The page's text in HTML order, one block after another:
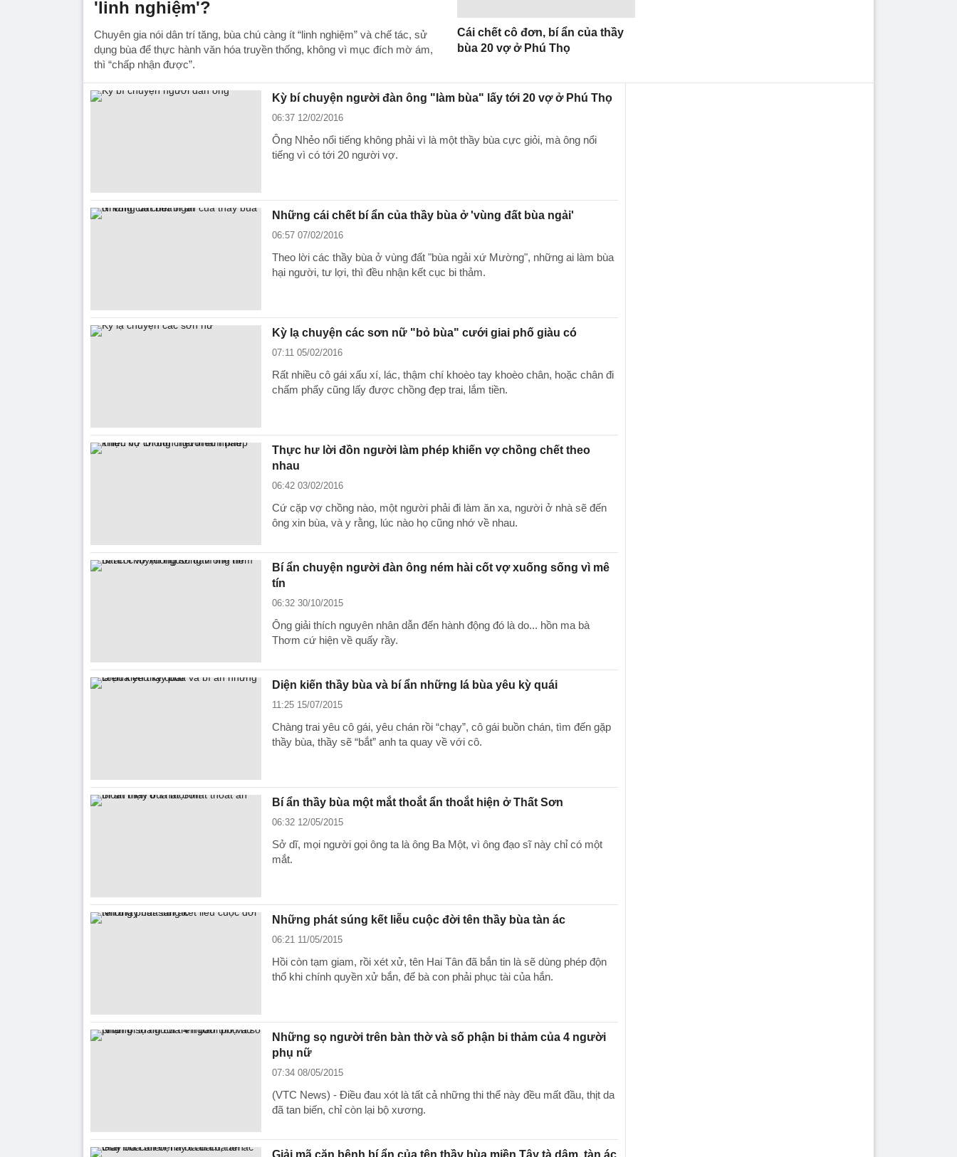
'linh nghiệm'?
Chuyên gia nói dân trí tăng, bùa chú càng ít “linh nghiệm” và chế tác, sử
dụng bùa để thực hành văn hóa truyền thống, không vì mục đích mờ ám,
thì “chấp nhận được”.
Cái chết cô đơn, bí ẩn của thầy
bùa 20 vợ ở Phú Thọ
Kỳ bí chuyện người đàn ông "làm bùa" lấy tới 20 vợ ở Phú Thọ
06:37 12/02/2016
Ông Nhẻo nổi tiếng không phải vì là một thầy bùa cực giỏi, mà ông nổi
tiếng vì có tới 20 người vợ.
Những cái chết bí ẩn của thầy bùa ở 'vùng đất bùa ngải'
06:57 07/02/2016
Theo lời các thầy bùa ở vùng đất "bùa ngải xứ Mường", những ai làm bùa
hại người, tư lợi, thì đều nhận kết cục bi thảm.
Kỳ lạ chuyện các sơn nữ "bỏ bùa" cưới giai phố giàu có
07:11 05/02/2016
Rất nhiều cô gái xấu xí, lác, thậm chí khoèo tay khoèo chân, hoặc chân đi
chấm phẩy cũng lấy được chồng đẹp trai, lắm tiền.
Thực hư lời đồn người làm phép khiến vợ chồng chết theo
nhau
06:42 03/02/2016
Cứ cặp vợ chồng nào, một người phải đi làm ăn xa, người ở nhà sẽ đến
ông xin bùa, và y rằng, lúc nào họ cũng nhớ về nhau.
Bí ẩn chuyện người đàn ông ném hài cốt vợ xuống sống vì mê
tín
06:32 30/10/2015
Ông giải thích nguyên nhân dẫn đến hành động đó là do... hồn ma bà
Thơm cứ hiện về quấy rầy.
Diện kiến thầy bùa và bí ẩn những lá bùa yêu kỳ quái
11:25 15/07/2015
Chàng trai yêu cô gái, yêu chán rồi “chạy”, cô gái buồn chán, tìm đến gặp
thầy bùa, thầy sẽ “bắt” anh ta quay về với cô.
Bí ẩn thầy bùa một mắt thoắt ẩn thoắt hiện ở Thất Sơn
06:32 12/05/2015
Sở dĩ, mọi người gọi ông ta là ông Ba Một, vì ông đạo sĩ này chỉ có một
mắt.
Những phát súng kết liễu cuộc đời tên thầy bùa tàn ác
06:21 11/05/2015
Hồi còn tạm giam, rồi xét xử, tên Hai Tân đã bắn tin là sẽ dùng phép độn
thổ khi chính quyền xử bắn, để bà con phải phục tài của hắn.
Những sọ người trên bàn thờ và số phận bi thảm của 4 người
phụ nữ
07:34 08/05/2015
(VTC News) - Điều đau xót là tất cả những thi thể này đều mất đầu, thịt da
đã tan biến, chỉ còn lại bộ xương.
Giải mã căn bệnh bí ẩn của tên thầy bùa miền Tây tà dâm, tàn ác